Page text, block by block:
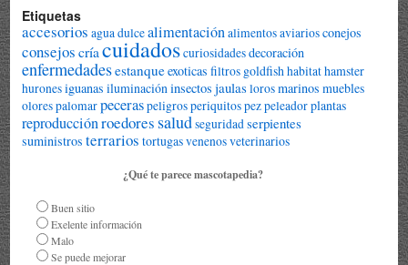
Etiquetas
accesorios agua dulcealimentaciónalimentosaviariosconejos
consejos cría cuidadoscuriosidadesdecoración
enfermedadesestanqueexoticas filtros goldfish habitathamster
huronesiguanas iluminación insectos jaulas lorosmarinos muebles
olorespalomarpeceraspeligrosperiquitospez peleadorplantas
reproducciónroedores saludseguridad serpientes
suministros terrarios tortugasvenenosveterinarios
¿Qué te parece mascotapedia?
Buen sitio
Exelente información
Malo
Se puede mejorar